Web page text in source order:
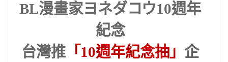
BL漫畫家ヨネダコウ10週年
紀念
台灣推「 10週年紀念抽」 企